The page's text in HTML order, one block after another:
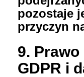
pozostaje
przyczyn
9.
GDPR i